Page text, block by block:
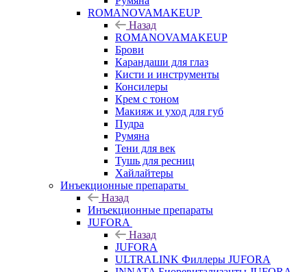
ROMANOVAMAKEUP
Назад
ROMANOVAMAKEUP
Брови
Карандаши для глаз
Кисти и инструменты
Консилеры
Крем с тоном
Макияж и уход для губ
Пудра
Румяна
Тени для век
Тушь для ресниц
Хайлайтеры
Инъекционные препараты
Назад
Инъекционные препараты
JUFORA
Назад
JUFORA
ULTRALINK Филлеры JUFORA